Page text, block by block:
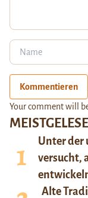
Unter der
versucht,
Alte
Kommentieren
Your comment will